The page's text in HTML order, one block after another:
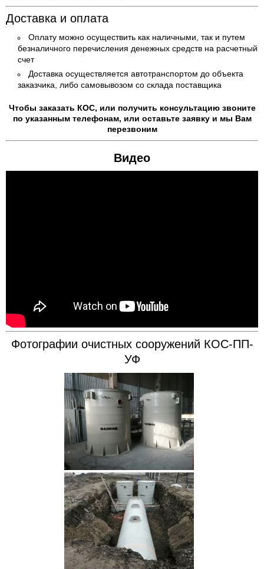
Доставка и оплата
Оплату можно осуществить как наличными, так и путем
безналичного перечисления денежных средств на расчетный
счет
Доставка осуществляется автотранспортом до объекта
заказчика, либо самовывозом со склада поставщика
Чтобы заказать КОС, или получить консультацию звоните
по указанным телефонам, или оставьте заявку и мы Вам
перезвоним
Видео
Фотографии очистных сооружений КОС-ПП-
УФ